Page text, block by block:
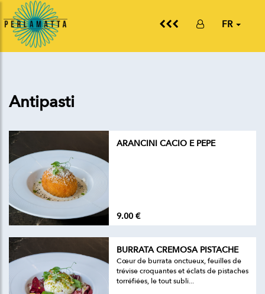
FR
Antipasti
ARANCINI CACIO E PEPE
9.00 €
BURRATA CREMOSA PISTACHE
Cœur de burrata onctueux, feuilles de
trévise croquantes et éclats de pistaches
torréfiées, le tout subli...